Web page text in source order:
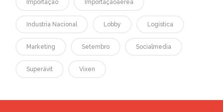
Importação Importaçãoaérea
Industria Nacional Lobby Logística
Marketing Setembro Socialmedia
Superávit Vixen